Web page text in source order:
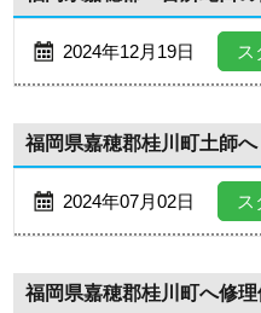
2024年12月19日 ス
福岡県嘉穂郡桂川町土師
2024年07月02日 ス
福岡県嘉穂郡桂川町へ修